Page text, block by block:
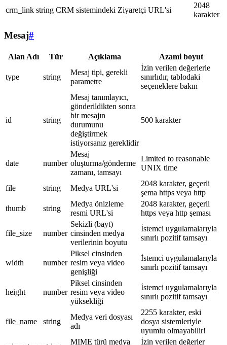
crm_link string CRM sistemindeki Ziyaretçi URL'si
2048
karakter
Mesaj#
Alan Adı Tür Açıklama Azami boyut
type string
Mesaj tipi, gerekli
parametre
İzin verilen değerlerle
sınırlıdır, tablodaki
seçeneklere bakın
id string
Mesaj tanımlayıcı,
gönderildikten sonra
bir mesajın
durumunu
değiştirmek
istiyorsanız gereklidir
500 karakter
date number
Mesaj
oluşturma/gönderme
zamanı, tamsayı
Limited to reasonable
UNIX time
file string Medya URL'si
2048 karakter, geçerli
şema https veya http
thumb
string
Medya önizleme
resmi URL'si
2048 karakter, geçerli
https veya http şeması
file_size number
Sekizli (bayt)
cinsinden medya
verilerinin boyutu
İstemci uygulamalarıyla
sınırlı pozitif tamsayı
width number
Piksel cinsinden
resim veya video
genişliği
İstemci uygulamalarıyla
sınırlı pozitif tamsayı
height number
Piksel cinsinden
resim veya video
yüksekliği
İstemci uygulamalarıyla
sınırlı pozitif tamsayı
file_name string
Medya veri dosyası
adı
2255 karakter, eski
dosya sistemleriyle
uyumlu olmayabilir!
MIME türü medya
İzin verilen değerler